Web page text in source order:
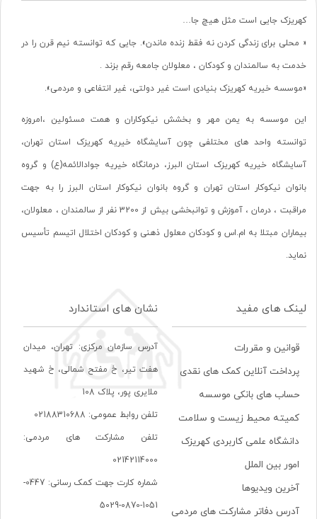
کهریزک جایی است مثل هیچ جا…
« محلی برای زندگی کردن نه فقط زنده ماندن». جایی که توانسته نیم قرن را در
خدمت به سالمندان و کودکان ، معلولان جامعه رقم بزند .
«موسسه خیریه کهریزک بنیادی است غیر دولتی، غیر انتفاعی و مردمی».
این موسسه به یمن مهر و بخشش نیکوکاران و همت مسئولین ،امروزه
توانسته واحد های مختلفی چون آسایشگاه خیریه کهریزک استان تهران،
آسایشگاه خیریه کهریزک استان البرز، درمانگاه خیریه جوادالائمه(ع) و گروه
بانوان نیکوکار استان تهران و گروه بانوان نیکوکار استان البرز را به جهت
مراقبت ، درمان ، آموزش و توانبخشی بیش از 3200 نفر از سالمندان ، معلولان،
بیماران مبتلا به ام.اس و کودکان معلول ذهنی و کودکان اختلال اتیسم تأسیس
نماید.
لینک های مفید
قوانین و مقررات
پرداخت آنلاین کمک های نقدی
حساب های بانکی موسسه
کمیته محیط زیست و سلامت
دانشگاه علمی کاربردی کهریزک
امور بین الملل
آخرین ویدیوها
آدرس دفاتر مشارکت های مردمی
نشان های استاندارد
آدرس سازمان مرکزی: تهران، ميدان
هفت تير، خ مفتح شمالی، خ شهيد
ملايری پور، پلاک 108
تلفن روابط عمومی: 02188310688
تلفن مشارکت های مردمی:
02142114000
شماره کارت جهت کمک رسانی: 0447-
1051-0870-5029